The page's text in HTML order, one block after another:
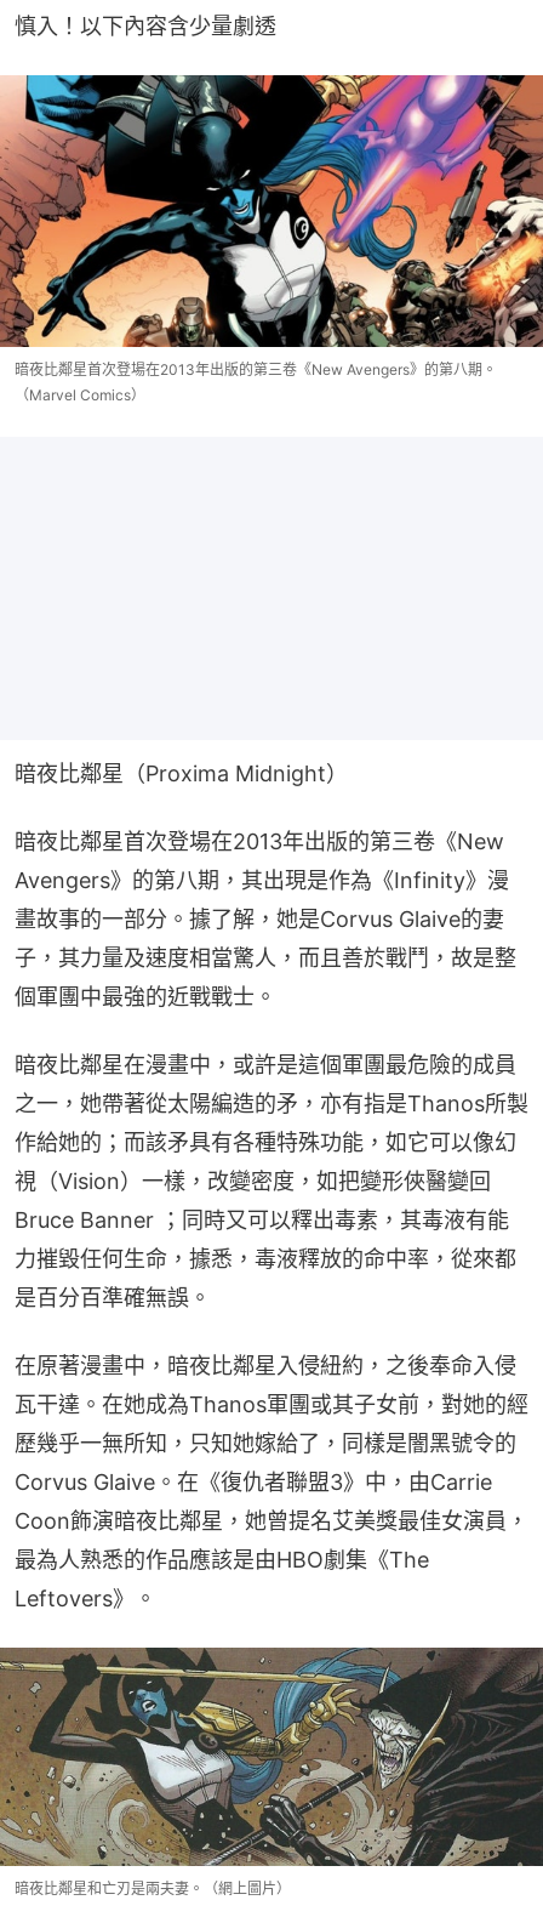
慎入！以下內容含少量劇透
暗夜比鄰星首次登場在2013年出版的第三卷《New Avengers》的第八期。
（Marvel Comics）
暗夜比鄰星（Proxima Midnight）
暗夜比鄰星首次登場在2013年出版的第三卷《New
Avengers》的第八期，其出現是作為《Infinity》漫
畫故事的一部分。據了解，她是Corvus Glaive的妻
子，其力量及速度相當驚人，而且善於戰鬥，故是整
個軍團中最強的近戰戰士。
暗夜比鄰星在漫畫中，或許是這個軍團最危險的成員
之一，她帶著從太陽編造的矛，亦有指是Thanos所製
作給她的；而該矛具有各種特殊功能，如它可以像幻
視（Vision）一樣，改變密度，如把變形俠醫變回
Bruce Banner ；同時又可以釋出毒素，其毒液有能
力摧毀任何生命，據悉，毒液釋放的命中率，從來都
是百分百準確無誤。
在原著漫畫中，暗夜比鄰星入侵紐約，之後奉命入侵
瓦干達。在她成為Thanos軍團或其子女前，對她的經
歷幾乎一無所知，只知她嫁給了，同樣是闇黑號令的
Corvus Glaive。在《復仇者聯盟3》中，由Carrie
Coon飾演暗夜比鄰星，她曾提名艾美獎最佳女演員，
最為人熟悉的作品應該是由HBO劇集《The
Leftovers》。
暗夜比鄰星和亡刃是兩夫妻。（網上圖片）